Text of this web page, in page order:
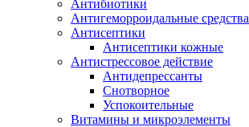
Антибиотики
Антигеморроидальные средства
Антисептики
Антисептики кожные
Антистрессовое действие
Антидепрессанты
Снотворное
Успокоительные
Витамины и микроэлементы